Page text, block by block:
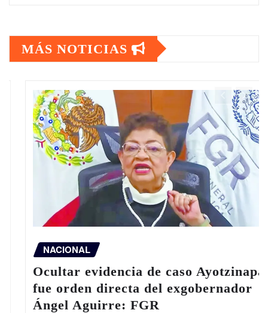
MÁS NOTICIAS
NACIONAL
Ocultar evidencia de caso Ayotzinapa
fue orden directa del exgobernador
Ángel Aguirre: FGR